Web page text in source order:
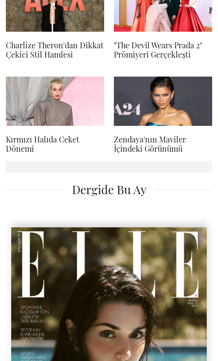
Charlize Theron'dan Dikkat
Çekici Stil Hamlesi
"The Devil Wears Prada 2"
Prömiyeri Gerçekleşti
Kırmızı Halıda Ceket
Dönemi
Zendaya'nın Maviler
İçindeki Görünümü
Dergide Bu Ay